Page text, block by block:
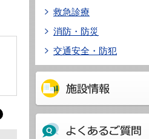
救急診療
消防・防災
交通安全・防犯